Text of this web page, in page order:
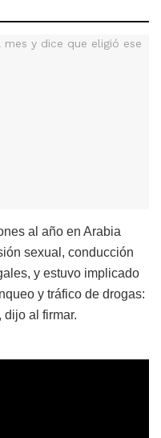
al año en Arabia
sexual, conducción
y estuvo implicado
y tráfico de drogas:
al firmar.